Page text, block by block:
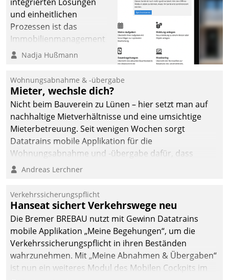
und einheitlichen
Prozessen ist das
Immobilienmanagement
der Bayerischen
Ressort Kapitalanlage für
künftige Aufgaben und
Herausforderungen
gerüstet.
Nadja Hußmann
Wohnungsabnahme & -übergabe
Mieter, wechsle dich?
Nicht beim Bauverein zu Lünen – hier setzt man auf
nachhaltige Mietverhältnisse und eine umsichtige
Mieterbetreuung. Seit wenigen Wochen sorgt
Datatrains mobile Applikation für die
Wohnungsabnahme und -übergabe dafür, dass
Mieter wohlgeordnet kommen und, so es sein muss,
Andreas Lerchner
Verkehrssicherungspflicht
Hanseat sichert Verkehrswege neu
Die Bremer BREBAU nutzt mit Gewinn Datatrains
mobile Applikation „Meine Begehungen“, um die
Verkehrssicherungspflicht in ihren Beständen
wahrzunehmen. Mit „Meine Abnahmen & Übergaben“
ist nun ein weiteres Modul des Mobilen Cockpits im